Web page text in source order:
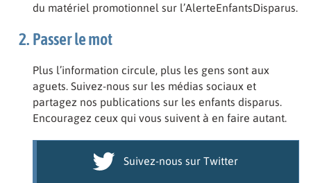
du matériel promotionnel sur l’AlerteEnfantsDisparus.
Passer le mot
Plus l’information circule, plus les gens sont aux
aguets. Suivez-nous sur les médias sociaux et
partagez nos publications sur les enfants disparus.
Encouragez ceux qui vous suivent à en faire autant.
Suivez-nous sur Twitter